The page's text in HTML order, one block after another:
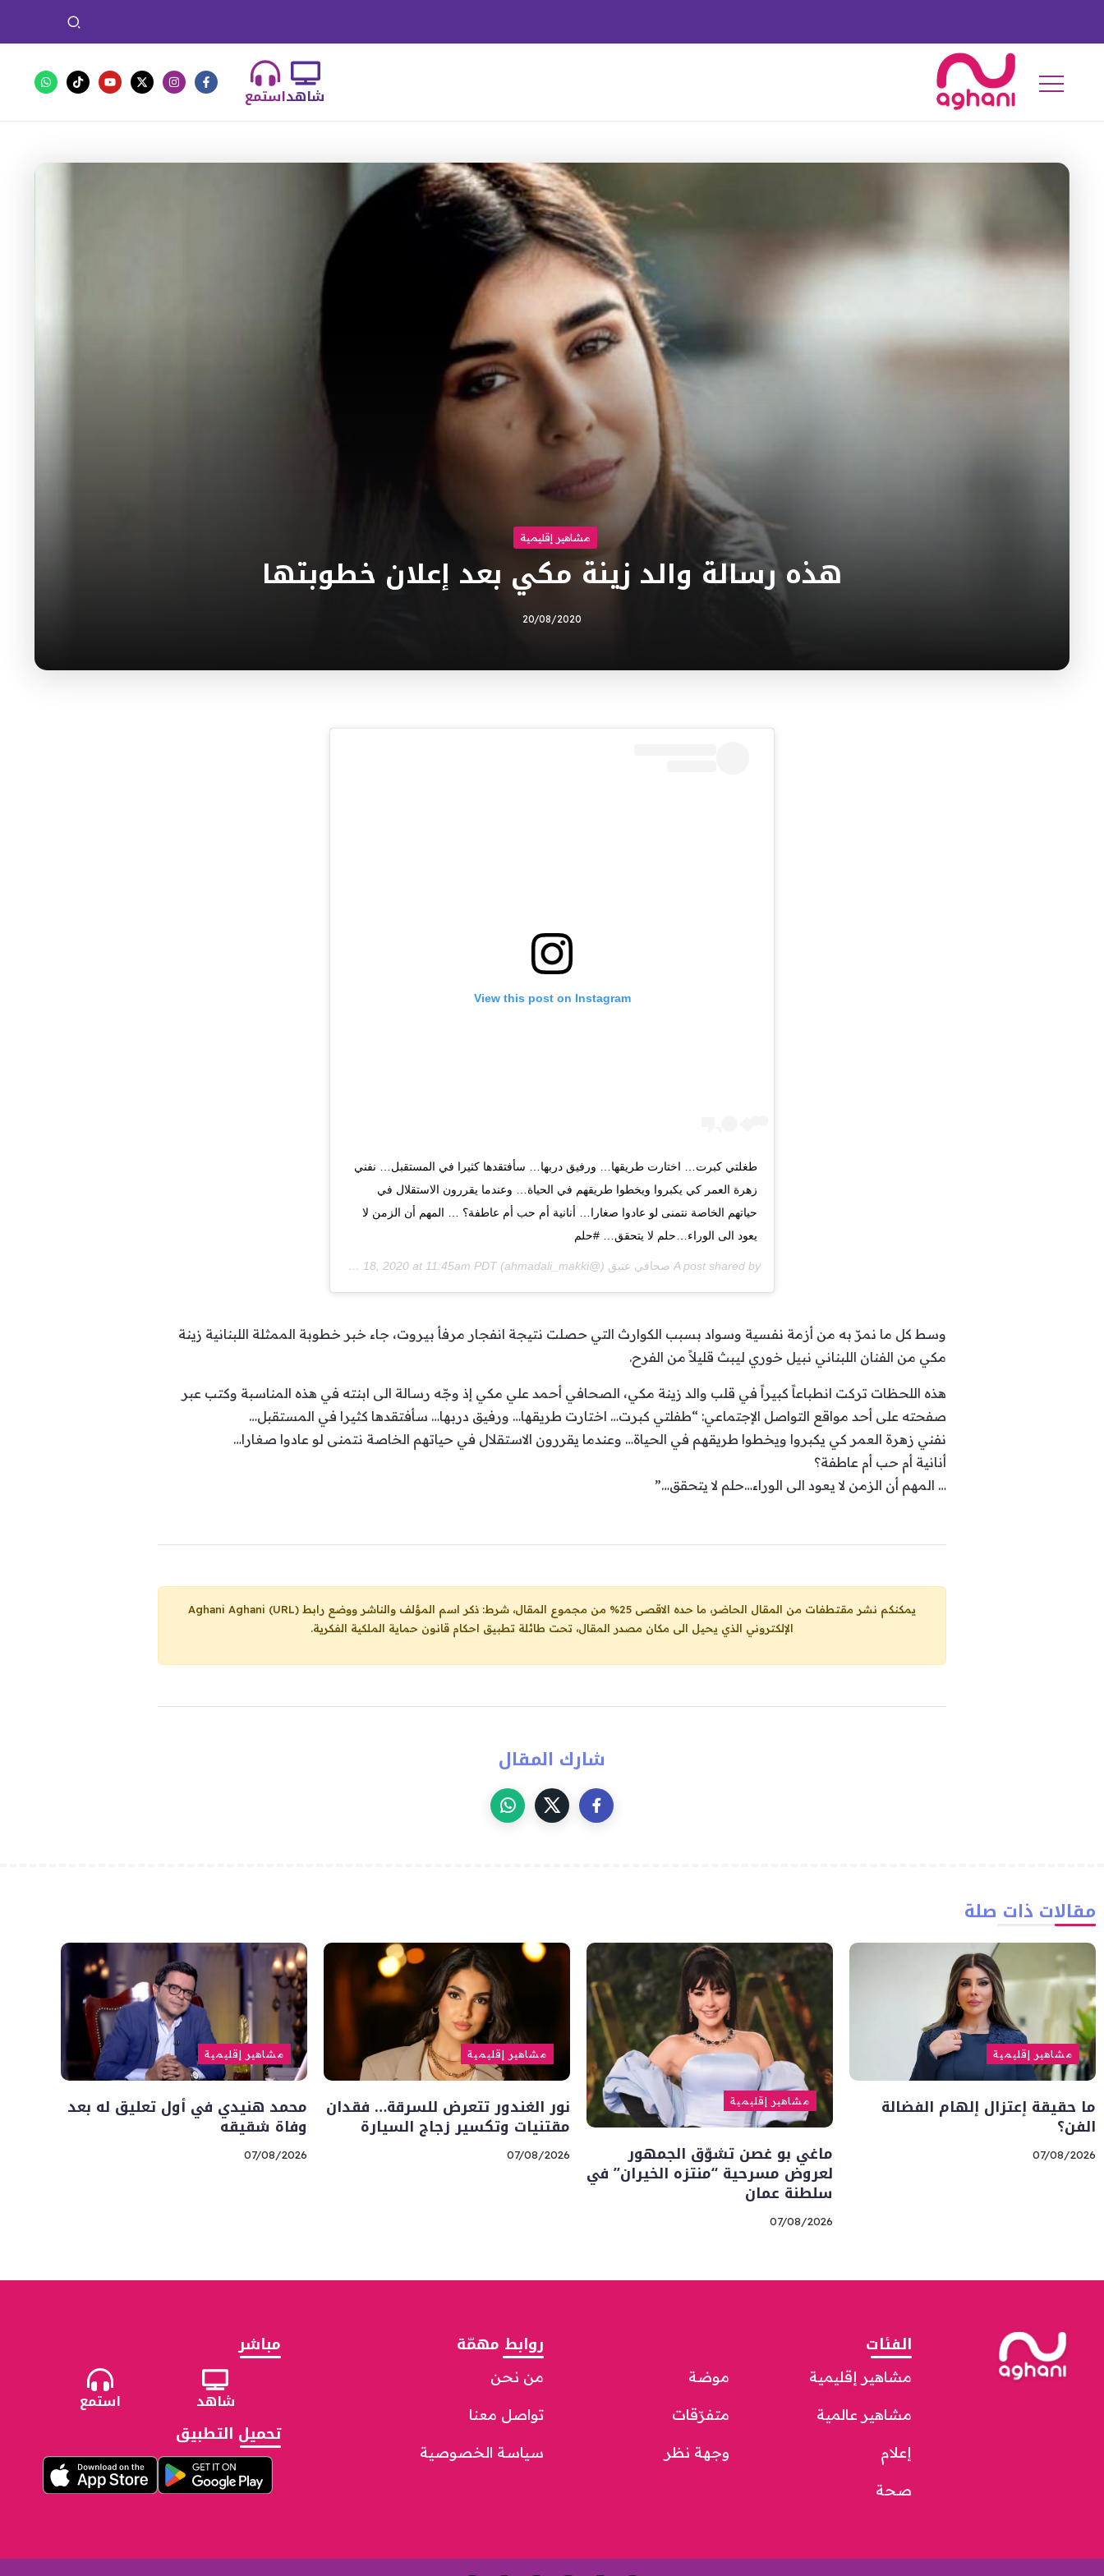
استمعشاهد
مشاهير إقليمية
هذه رسالة والد زينة مكي بعد إعلان خطوبتها
20/08/2020
View this post on Instagram
طغلتي كبرت… اختارت طريقها… ورفيق دربها… سأفتقدها كثيرا في المستقبل… نفني
زهرة العمر كي يكبروا ويخطوا طريقهم في الحياة… وعندما يقررون الاستقلال في
حياتهم الخاصة نتمنى لو عادوا صغارا… أنانية أم حب أم عاطفة؟ … المهم أن الزمن لا
يعود الى الوراء…حلم لا يتحقق… #حلم
A post shared by صحافي عتيق (@ahmadali_makki) on
Aug 18, 2020 at 11:45am PDT
وسط كل ما نمرّ به من أزمة نفسية وسواد بسبب الكوارث التي حصلت نتيجة انفجار مرفأ بيروت، جاء خبر خطوبة الممثلة اللبنانية زينة
مكي من الفنان اللبناني نبيل خوري ليبث قليلاً من الفرح.
هذه اللحظات تركت انطباعاً كبيراً في قلب والد زينة مكي، الصحافي أحمد علي مكي إذ وجّه رسالة الى ابنته في هذه المناسبة وكتب عبر
صفحته على أحد مواقع التواصل الإجتماعي: “طفلتي كبرت… اختارت طريقها… ورفيق دربها… سأفتقدها كثيرا في المستقبل…
نفني زهرة العمر كي يكبروا ويخطوا طريقهم في الحياة… وعندما يقررون الاستقلال في حياتهم الخاصة نتمنى لو عادوا صغارا…
أنانية أم حب أم عاطفة؟
… المهم أن الزمن لا يعود الى الوراء…حلم لا يتحقق…”
يمكنكم نشر مقتطفات من المقال الحاضر، ما حده الاقصى 25% من مجموع المقال، شرط: ذكر اسم المؤلف والناشر ووضع رابط
Aghani Aghani (URL)
الإلكتروني الذي يحيل الى مكان مصدر المقال، تحت طائلة تطبيق احكام قانون حماية الملكية الفكرية.
شارك المقال
مقالات ذات صلة
مشاهير إقليمية
ما حقيقة إعتزال إلهام الفضالة
الفن؟
07/08/2026
مشاهير إقليمية
ماغي بو غصن تشوّق الجمهور
لعروض مسرحية “منتزه الخيران” في
سلطنة عمان
07/08/2026
مشاهير إقليمية
نور الغندور تتعرض للسرقة… فقدان
مقتنيات وتكسير زجاج السيارة
07/08/2026
مشاهير إقليمية
محمد هنيدي في أول تعليق له بعد
وفاة شقيقه
07/08/2026
الفئات
مشاهير إقليمية
مشاهير عالمية
إعلام
صحة
موضة
متفرّقات
وجهة نظر
روابط مهمّة
من نحن
تواصل معنا
سياسة الخصوصية
مباشر
شاهد استمع
تحميل التطبيق